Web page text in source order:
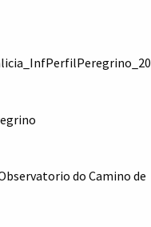
do Camino de